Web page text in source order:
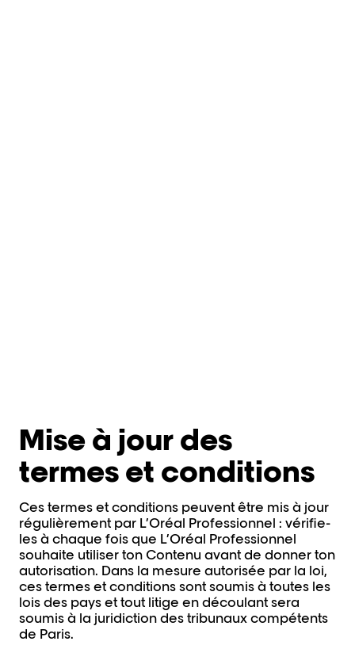
Mise à jour des
termes et conditions
Ces termes et conditions peuvent être mis à jour
régulièrement par L’Oréal Professionnel : vérifie-
les à chaque fois que L’Oréal Professionnel
souhaite utiliser ton Contenu avant de donner ton
autorisation. Dans la mesure autorisée par la loi,
ces termes et conditions sont soumis à toutes les
lois des pays et tout litige en découlant sera
soumis à la juridiction des tribunaux compétents
de Paris.